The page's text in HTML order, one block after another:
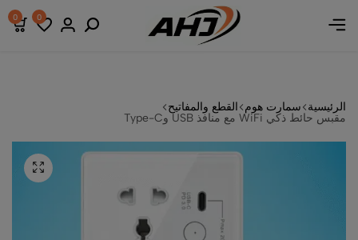
0
0
الرئيسية سمارت هوم القطع والمفاتيح
مقبس حائط ذكي WiFi مع منافذ USB وType-C